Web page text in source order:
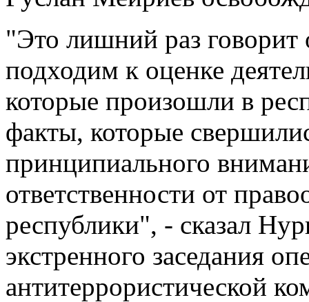
"Это лишний раз
подходим к оценке
которые произошли в
факты, которые
принципиального
ответственности от
республики", - сказал
экстренного заседания
антитеррористической